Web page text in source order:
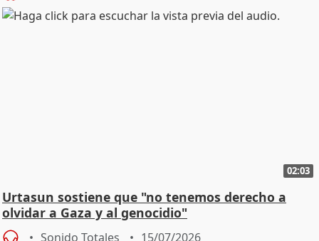
02:03
Urtasun sostiene que "no tenemos derecho a
olvidar a Gaza y al genocidio"
Sonido Totales 15/07/2026